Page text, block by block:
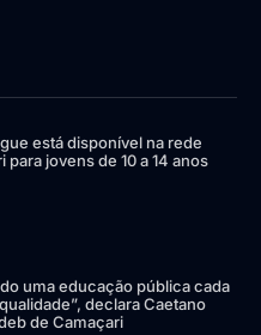
está disponível na rede
para jovens de 10 a 14 anos
uma educação pública cada
declara Caetano
de Camaçari